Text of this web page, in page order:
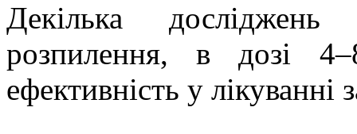
Декілька досліджень
розпилення, в дозі
ефективність у